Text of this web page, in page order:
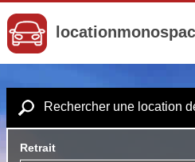
Rechercher une location
Retrait